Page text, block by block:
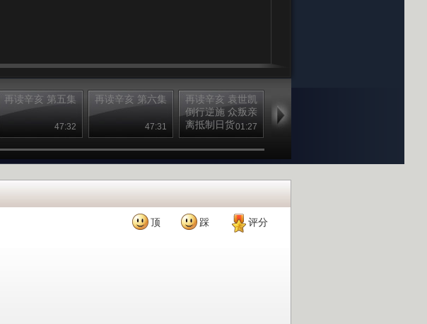
再读辛亥 第五集
47:32
再读辛亥 第六集
47:31
再读辛亥 袁世凯
倒行逆施 众叛亲
离抵制日货01:27
跪磕头，只准握
手
顶 踩 评分